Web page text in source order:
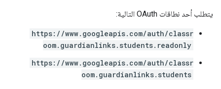
يتطلب أحد نطاقات OAuth التالية:
https://www.googleapis.com/auth/classr
oom.guardianlinks.students.readonly
https://www.googleapis.com/auth/classr
oom.guardianlinks.students